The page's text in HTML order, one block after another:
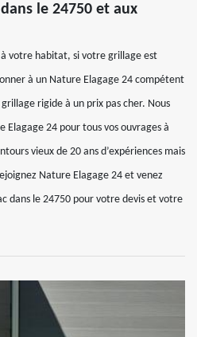
le 24750 et aux
votre habitat, si votre grillage est
à un Nature Elagage 24 compétent
rigide à un prix pas cher. Nous
24 pour tous vos ouvrages à
vieux de 20 ans d’expériences mais
Nature Elagage 24 et venez
dans le 24750 pour votre devis et votre